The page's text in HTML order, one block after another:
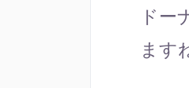
ドー
ます